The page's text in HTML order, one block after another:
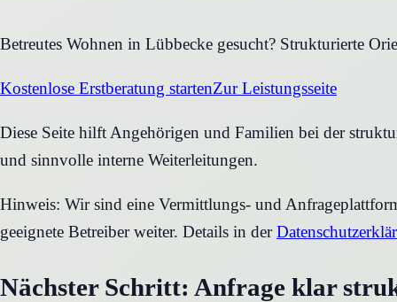
Betreutes Wohnen in Lübbecke gesucht? Strukturierte
Kostenlose Erstberatung startenZur Leistungsseite
Diese Seite hilft Angehörigen und Familien bei der
und sinnvolle interne Weiterleitungen.
Hinweis: Wir sind eine Vermittlungs- und
geeignete Betreiber weiter. Details in der
Nächster Schritt: Anfrage klar